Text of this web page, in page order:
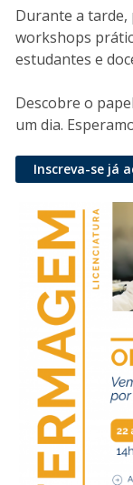
Durante a tarde,
workshops
estudantes e
Descobre o
um dia.
Inscreva-se já